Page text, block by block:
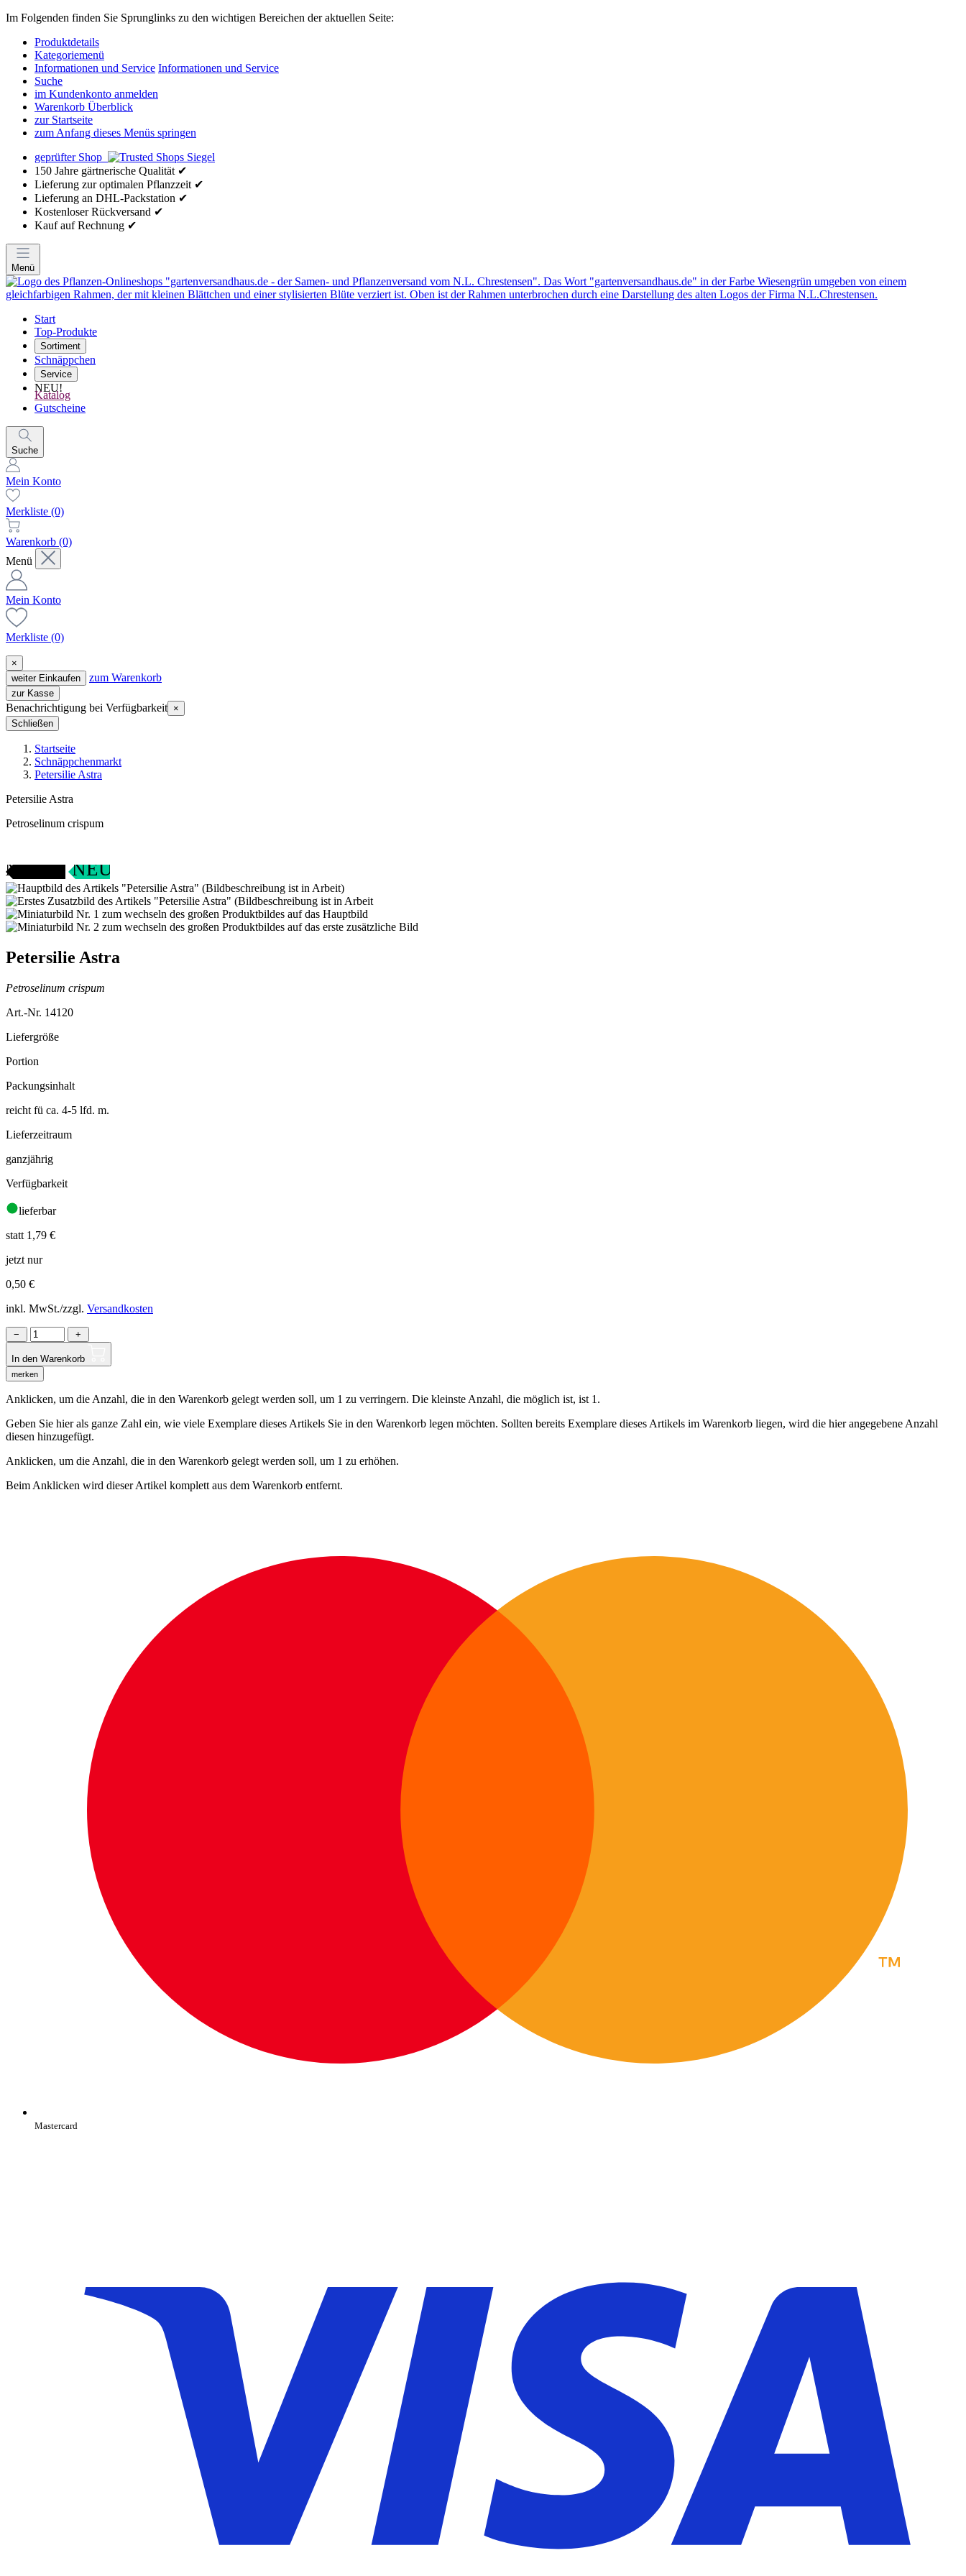
Im Folgenden finden Sie Sprunglinks zu den wichtigen Bereichen der aktuellen Seite:
Produktdetails
Kategoriemenü
Informationen und Service Informationen und Service
Suche
im Kundenkonto anmelden
Warenkorb Überblick
zur Startseite
zum Anfang dieses Menüs springen
geprüfter Shop
150 Jahre gärtnerische Qualität ✔
Lieferung zur optimalen Pflanzzeit ✔
Lieferung an DHL-Packstation ✔
Kostenloser Rückversand ✔
Kauf auf Rechnung ✔
Menü
Start
Top-Produkte
Sortiment
Schnäppchen
Service
NEU!
Katalog
Gutscheine
Suche
Mein Konto
Merkliste (0)
Warenkorb (0)
Menü
Mein Konto
Merkliste (0)
×
weiter Einkaufen
zum Warenkorb
zur Kasse
Benachrichtigung bei Verfügbarkeit ×
Schließen
Startseite
Schnäppchenmarkt
Petersilie Astra
Petersilie Astra
Petroselinum crispum
NEU
Petersilie Astra
Petroselinum crispum
Art.-Nr. 14120
Liefergröße
Portion
Packungsinhalt
reicht fü ca. 4-5 lfd. m.
Lieferzeitraum
ganzjährig
Verfügbarkeit
lieferbar
statt 1,79 €
jetzt nur
0,50 €
inkl. MwSt./zzgl. Versandkosten
− +
In den Warenkorb
merken
Anklicken, um die Anzahl, die in den Warenkorb gelegt werden soll, um 1 zu verringern. Die kleinste Anzahl, die möglich ist, ist 1.
Geben Sie hier als ganze Zahl ein, wie viele Exemplare dieses Artikels Sie in den Warenkorb legen möchten. Sollten bereits Exemplare dieses Artikels im Warenkorb liegen, wird die hier angegebene Anzahl
diesen hinzugefügt.
Anklicken, um die Anzahl, die in den Warenkorb gelegt werden soll, um 1 zu erhöhen.
Beim Anklicken wird dieser Artikel komplett aus dem Warenkorb entfernt.
Mastercard